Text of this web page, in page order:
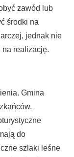
zawód lub
środki na
jednak nie
na realizację.
Gmina
do
szlaki leśne